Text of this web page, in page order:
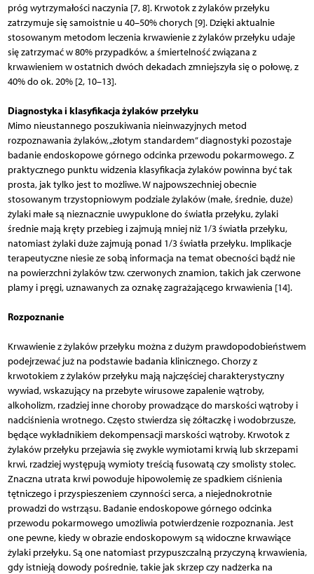
próg wytrzymałości naczynia [7, 8]. Krwotok z żylaków przełyku
zatrzymuje się samoistnie u 40–50% chorych [9]. Dzięki aktual­nie
stosowanym metodom leczenia krwawienie z żylaków przełyku udaje
się zatrzymać w 80% przypadków, a śmiertelność związana z
krwawieniem w ostatnich dwóch dekadach zmniejszyła się o połowę, z
40% do ok. 20% [2, 10–13].
Diagnostyka i klasyfikacja żylaków przełyku
Mimo nieustannego poszukiwania nieinwazyjnych metod
rozpoznawania żylaków, „złotym standardem” diagnostyki pozostaje
badanie endoskopowe górnego odcinka przewodu pokarmowego. Z
praktycznego punktu widzenia klasyfikacja żylaków powinna być tak
prosta, jak tylko jest to możliwe. W najpowszechniej obecnie
stosowanym trzystopniowym podziale żylaków (małe, średnie, duże)
żylaki małe są nieznacznie uwypuklone do światła przełyku, żylaki
średnie mają kręty przebieg i zajmują mniej niż 1/3 światła przełyku,
natomiast żylaki duże zajmują ponad 1/3 światła przełyku. Implikacje
terapeutyczne niesie ze sobą informacja na temat obecności bądź nie
na powierzchni żylaków tzw. czerwonych znamion, takich jak czerwone
plamy i pręgi, uznawanych za oznakę zagrażającego krwawienia [14].
Rozpoznanie
Krwawienie z żylaków przełyku można z dużym prawdopodobieństwem
podejrzewać już na podstawie badania klinicznego. Chorzy z
krwotokiem z żylaków przełyku mają najczęściej charakterystyczny
wywiad, wskazujący na przebyte wirusowe zapalenie wątroby,
alkoholizm, rzadziej inne choroby prowadzące do marskości wątroby i
nadciśnienia wrotnego. Często stwierdza się żółtaczkę i wodobrzusze,
będące wykładnikiem dekompensacji marskości wątroby. Krwotok z
żylaków przełyku przejawia się zwykle wymiotami krwią lub skrzepami
krwi, rzadziej występują wymioty treścią fusowatą czy smolisty stolec.
Znaczna utrata krwi powoduje hipowolemię ze spadkiem ciśnienia
tętniczego i przyspieszeniem czynności serca, a niejednokrotnie
prowadzi do wstrząsu. Badanie endoskopowe górnego odcinka
przewodu pokarmowego umożliwia potwierdzenie rozpoznania. Jest
one pewne, kiedy w obrazie endoskopowym są widoczne krwawiące
żylaki przełyku. Są one natomiast przypuszczalną przyczyną krwawienia,
gdy istnieją dowody pośrednie, takie jak skrzep czy nadżerka na